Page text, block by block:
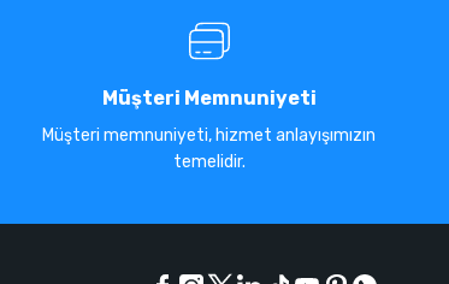
Müşteri Memnuniyeti
Müşteri memnuniyeti, hizmet anlayışımızın
temelidir.